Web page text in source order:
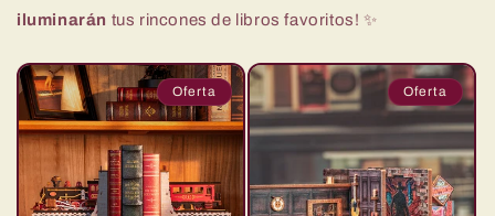
iluminarán tus rincones de libros favoritos! ✨
Oferta Oferta